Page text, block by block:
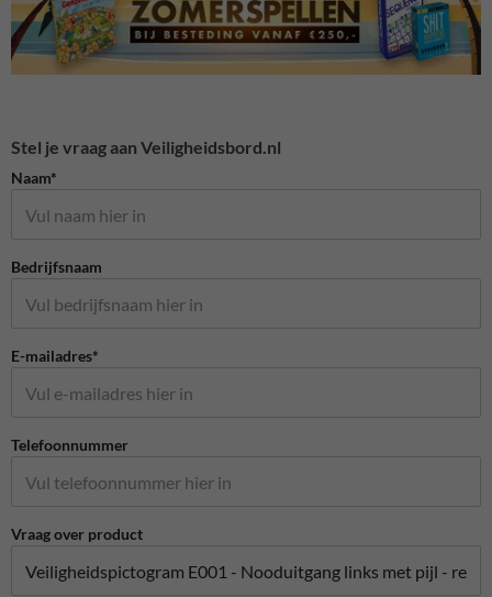
Stel je vraag aan Veiligheidsbord.nl
Naam*
Bedrijfsnaam
E-mailadres*
Telefoonnummer
Vraag over product